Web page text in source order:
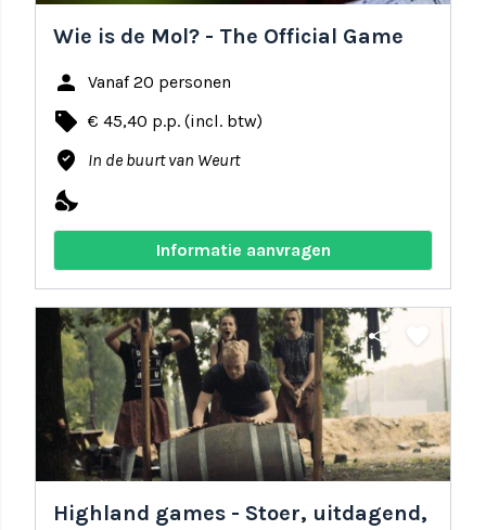
Wie is de Mol? - The Official Game
person Vanaf 20 personen
local_offer € 45,40 p.p. (incl. btw)
where_to_vote In de buurt van Weurt
nights_stay
Informatie aanvragen
share favorite
Highland games - Stoer, uitdagend,